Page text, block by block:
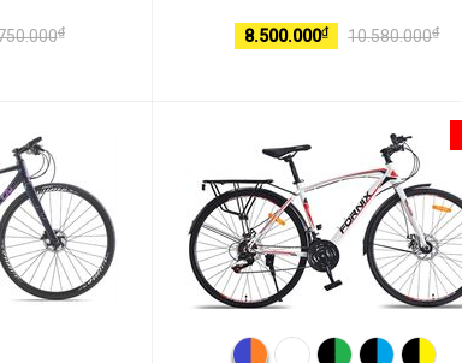
₫ 8.500.000₫ 10.580.000₫